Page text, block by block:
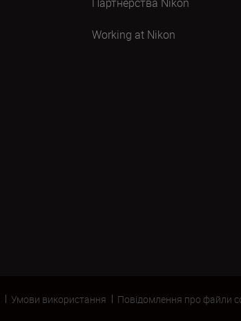
Working at Nikon
Умови використання Повідомлення про файли